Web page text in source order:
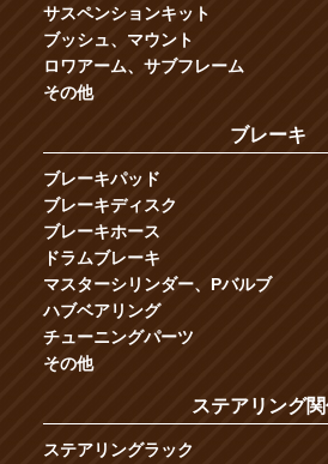
サスペンションキット
ブッシュ、マウント
ロワアーム、サブフレーム
その他
ブレーキ
ブレーキパッド
ブレーキディスク
ブレーキホース
ドラムブレーキ
マスターシリンダー、Pバルブ
ハブベアリング
チューニングパーツ
その他
ステアリング
ステアリングラック